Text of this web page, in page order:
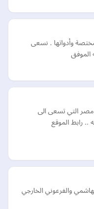
وأدواتها . نسعى
الموفق
مصر التي تسعى الى
.. رابط الموقع
والفرعوني الخارجي